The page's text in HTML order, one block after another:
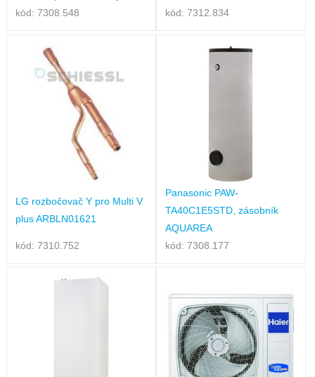
kód: 7308.548
kód: 7312.834
LG rozbočovač Y pro Multi V
plus ARBLN01621
kód: 7310.752
Panasonic PAW-
TA40C1E5STD, zásobník
AQUAREA
kód: 7308.177